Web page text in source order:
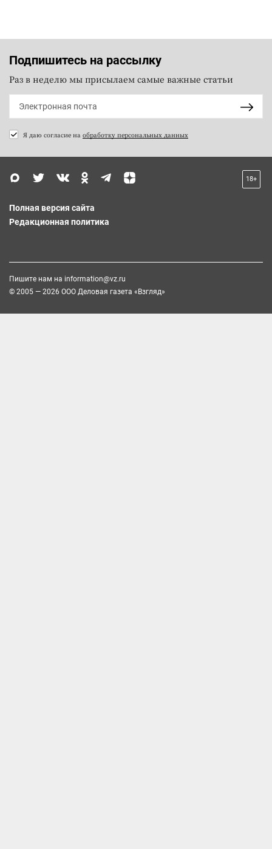
Подпишитесь на рассылку
Раз в неделю мы присылаем самые важные статьи
Я даю согласие на обработку персональных данных
18+
Полная версия сайта
Редакционная политика
Пишите нам на information@vz.ru
© 2005 — 2026 ООО Деловая газета «Взгляд»